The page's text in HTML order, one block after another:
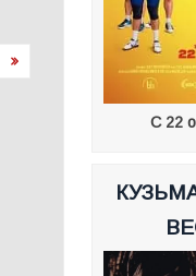
С 22